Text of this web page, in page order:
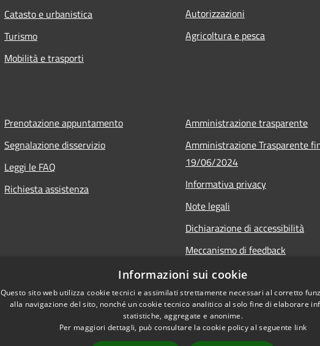
Catasto e urbanistica
Turismo
Mobilità e trasporti
Autorizzazioni
Agricoltura e pesca
Prenotazione appuntamento
Segnalazione disservizio
Leggi le FAQ
Richiesta assistenza
Amministrazione trasparente
Amministrazione Trasparente
19/06/2024
Informativa privacy
Note legali
Dichiarazione di accessibilità
Meccanismo di feedback
Informazioni sui cookie
Questo sito web utilizza cookie tecnici e assimilati strettamente necessari al corretto
alla navigazione del sito, nonché un cookie tecnico analitico al solo fine di elaborare
statistiche, aggregate e anonime.
Per maggiori dettagli, può consultare la cookie policy al seguente link